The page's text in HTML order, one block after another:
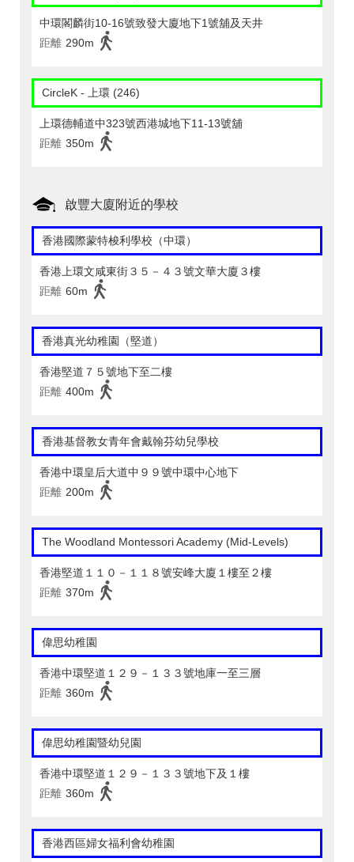
中環閣麟街10-16號致發大廈地下1號舖及天井
距離 290m
CircleK - 上環 (246)
上環德輔道中323號西港城地下11-13號舖
距離 350m
啟豐大廈附近的學校
香港國際蒙特梭利學校（中環）
香港上環文咸東街３５－４３號文華大廈３樓
距離 60m
香港真光幼稚園（堅道）
香港堅道７５號地下至二樓
距離 400m
香港基督教女青年會戴翰芬幼兒學校
香港中環皇后大道中９９號中環中心地下
距離 200m
The Woodland Montessori Academy (Mid-Levels)
香港堅道１１０－１１８號安峰大廈１樓至２樓
距離 370m
偉思幼稚園
香港中環堅道１２９－１３３號地庫一至三層
距離 360m
偉思幼稚園暨幼兒園
香港中環堅道１２９－１３３號地下及１樓
距離 360m
香港西區婦女福利會幼稚園